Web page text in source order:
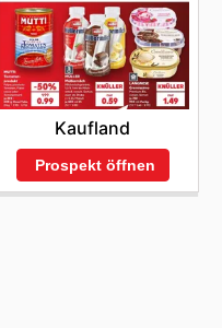
Kaufland
Prospekt öffnen